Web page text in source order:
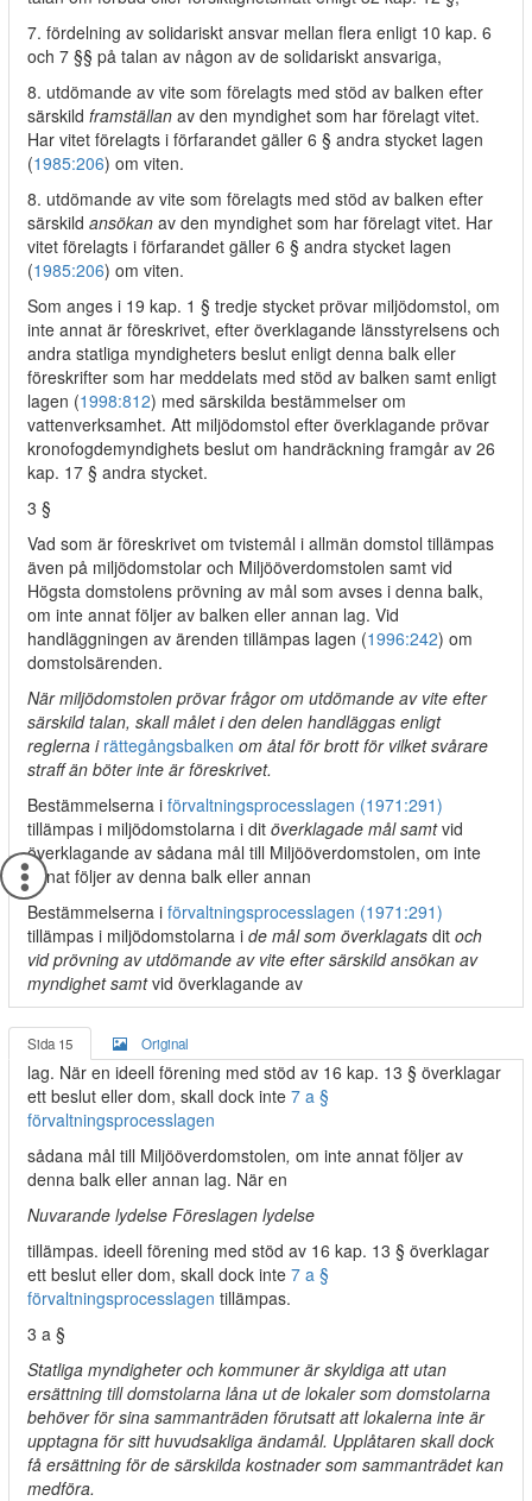
7. fördelning av solidariskt ansvar mellan flera enligt 10 kap. 6
och 7 §§ på talan av någon av de solidariskt ansvariga,
8. utdömande av vite som förelagts med stöd av balken efter
särskild framställan av den myndighet som har förelagt vitet.
Har vitet förelagts i förfarandet gäller 6 § andra stycket lagen
(1985:206) om viten.
8. utdömande av vite som förelagts med stöd av balken efter
särskild ansökan av den myndighet som har förelagt vitet. Har
vitet förelagts i förfarandet gäller 6 § andra stycket lagen
(1985:206) om viten.
Som anges i 19 kap. 1 § tredje stycket prövar miljödomstol, om
inte annat är föreskrivet, efter överklagande länsstyrelsens och
andra statliga myndigheters beslut enligt denna balk eller
föreskrifter som har meddelats med stöd av balken samt enligt
lagen (1998:812) med särskilda bestämmelser om
vattenverksamhet. Att miljödomstol efter överklagande prövar
kronofogdemyndighets beslut om handräckning framgår av 26
kap. 17 § andra stycket.
3 §
Vad som är föreskrivet om tvistemål i allmän domstol tillämpas
även på miljödomstolar och Miljööverdomstolen samt vid
Högsta domstolens prövning av mål som avses i denna balk,
om inte annat följer av balken eller annan lag. Vid
handläggningen av ärenden tillämpas lagen (1996:242) om
domstolsärenden.
När miljödomstolen prövar frågor om utdömande av vite efter
särskild talan, skall målet i den delen handläggas enligt
reglerna i rättegångsbalken om åtal för brott för vilket svårare
straff än böter inte är föreskrivet.
Bestämmelserna i förvaltningsprocesslagen (1971:291)
tillämpas i miljödomstolarna i dit överklagade mål samtvid
överklagande av sådana mål till Miljööverdomstolen, om inte
annat följer av denna balk eller annan
Bestämmelserna i förvaltningsprocesslagen (1971:291)
tillämpas i miljödomstolarna i de mål som överklagats dit och
vid prövning av utdömande av vite efter särskild ansökan av
myndighet samtvid överklagande av
Sida 15 Original
lag. När en ideell förening med stöd av 16 kap. 13 § överklagar
ett beslut eller dom, skall dock inte 7 a §
förvaltningsprocesslagen
sådana mål till Miljööverdomstolen, om inte annat följer av
denna balk eller annan lag. När en
Nuvarande lydelse Föreslagen lydelse
tillämpas. ideell förening med stöd av 16 kap. 13 § överklagar
ett beslut eller dom, skall dock inte 7 a §
förvaltningsprocesslagen tillämpas.
3 a §
Statliga myndigheter och kommuner är skyldiga att utan
ersättning till domstolarna låna ut de lokaler som domstolarna
behöver för sina sammanträden förutsatt att lokalerna inte är
upptagna för sitt huvudsakliga ändamål. Upplåtaren skall dock
få ersättning för de särskilda kostnader som sammanträdet kan
medföra.